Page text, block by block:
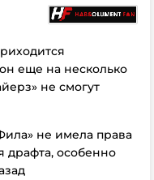
еще на несколько
не смогут
не имела права
драфта, особенно